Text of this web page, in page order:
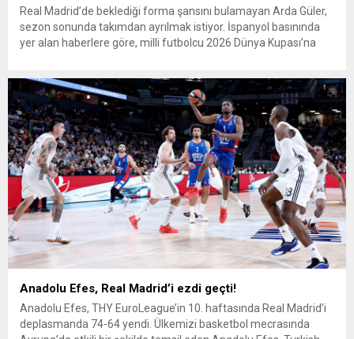
Real Madrid’de beklediği forma şansını bulamayan Arda Güler,
sezon sonunda takımdan ayrılmak istiyor. İspanyol basınında
yer alan haberlere göre, milli futbolcu 2026 Dünya Kupası’na
Madrid’den ayrılmayı planlıyor. Genç yıldız, daha fazla süre...
Anadolu Efes, Real Madrid’i ezdi geçti!
Anadolu Efes, THY EuroLeague’in 10. haftasında Real Madrid’i
deplasmanda 74-64 yendi. Ülkemizi basketbol mecrasında